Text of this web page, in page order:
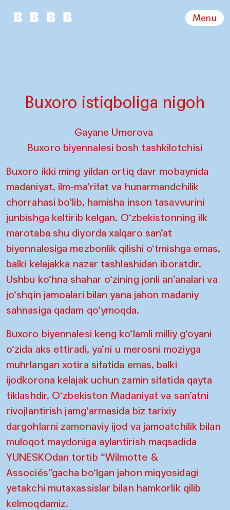
Menu
Buxoro istiqboliga nigoh
Gayane Umerova
Buxoro biyennalesi bosh tashkilotchisi
Buxoro ikki ming yildan ortiq davr mobaynida
madaniyat, ilm-ma’rifat va hunarmandchilik
chorrahasi bo‘lib, hamisha inson tasavvurini
junbishga keltirib kelgan. O‘zbekistonning ilk
marotaba shu diyorda xalqaro san’at
biyennalesiga mezbonlik qilishi o‘tmishga emas,
balki kelajakka nazar tashlashidan iboratdir.
Ushbu ko‘hna shahar o‘zining jonli an’analari va
jo‘shqin jamoalari bilan yana jahon madaniy
sahnasiga qadam qo‘ymoqda.
Buxoro biyennalesi keng ko‘lamli milliy g‘oyani
o‘zida aks ettiradi, ya’ni u merosni moziyga
muhrlangan xotira sifatida emas, balki
ijodkorona kelajak uchun zamin sifatida qayta
tiklashdir. O‘zbekiston Madaniyat va san’atni
rivojlantirish jamg‘armasida biz tarixiy
dargohlarni zamonaviy ijod va jamoatchilik bilan
muloqot maydoniga aylantirish maqsadida
YUNESKOdan tortib “Wilmotte &
Associés”gacha bo‘lgan jahon miqyosidagi
yetakchi mutaxassislar bilan hamkorlik qilib
kelmoqdamiz.